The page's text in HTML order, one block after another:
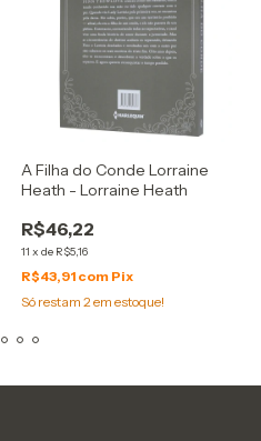
A Filha do Conde Lorraine
Heath - Lorraine Heath
R$46,22
11 x de R$5,16
R$43,91 com Pix
Só restam 2em estoque!